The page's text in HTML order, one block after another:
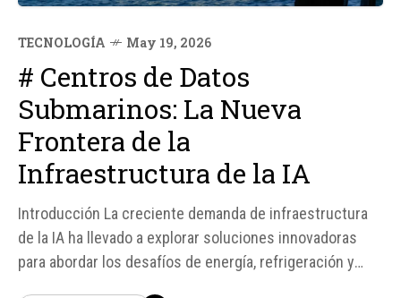
TECNOLOGÍA May 19, 2026
# Centros de Datos
Submarinos: La Nueva
Frontera de la
Infraestructura de la IA
Introducción La creciente demanda de infraestructura
de la IA ha llevado a explorar soluciones innovadoras
para abordar los desafíos de energía, refrigeración y